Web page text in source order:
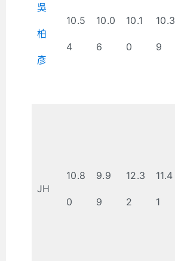
吳
柏
彥
10.5
4
10.0
6
10.1
0
10.3
9
JH
10.8
0
9.9
9
12.3
2
11.4
1